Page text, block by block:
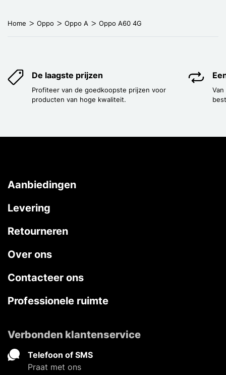
Home Oppo Oppo A Oppo A60 4G
De laagste prijzen
Profiteer van de goedkoopste prijzen voor
producten van hoge kwaliteit.
Aanbiedingen
Levering
Retourneren
Over ons
Contacteer ons
Professionele ruimte
Verbonden klantenservice
Telefoon of SMS
Praat met ons